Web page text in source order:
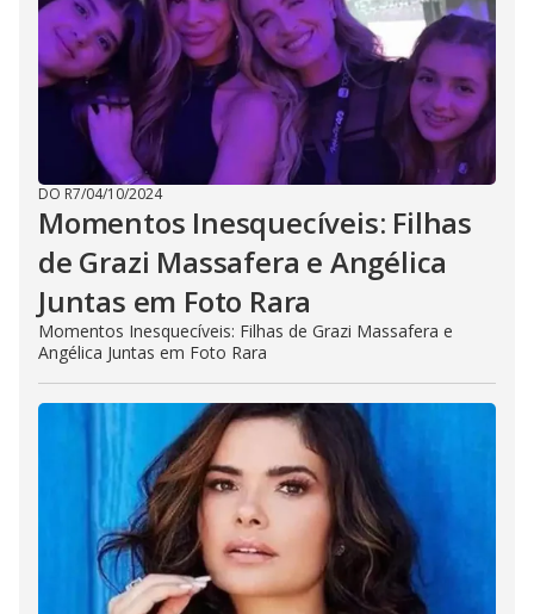
DO R7/04/10/2024
Momentos Inesquecíveis: Filhas
de Grazi Massafera e Angélica
Juntas em Foto Rara
Momentos Inesquecíveis: Filhas de Grazi Massafera e
Angélica Juntas em Foto Rara